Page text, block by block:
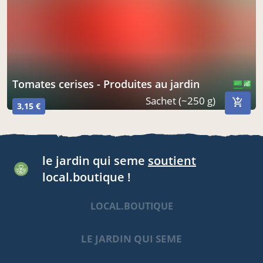
Tomates cerises - Produites au jardin
3,15 € Sachet (~250 g)
le jardin qui seme soutient
local.boutique !
LOCAL.BOUTIQUE
LE JARDIN QUI SEME